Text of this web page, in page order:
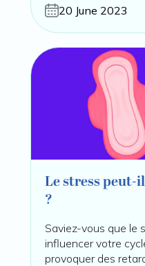
20 June 2023
Le stress peut-
?
Saviez-vous que le
influencer votre
provoquer des